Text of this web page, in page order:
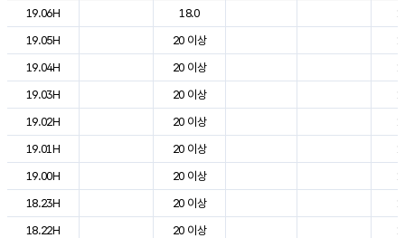
도시별 기상실황표로 지점, 날씨, 기온, 강수, 바람, 기압등을 안내한 표입
19.06H
18.0
19.05H
20 이상
19.04H
20 이상
19.03H
20 이상
19.02H
20 이상
19.01H
20 이상
19.00H
20 이상
18.23H
20 이상
18.22H
20 이상